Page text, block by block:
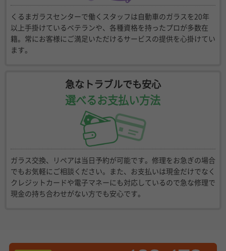
くるまガラスセンターで働くスタッフは自動車のガラスを20年
以上手掛けているベテランや、各種資格を持ったプロが多数在
籍。常にお客様にご満足いただけるサービスの提供を心掛けてい
ます。
急なトラブルでも安心
選べるお支払い方法
ガラス交換、リペアは当日予約が可能です。修理をお急ぎの場合
でもお気軽にご相談ください。また、お支払いは現金だけでなく
クレジットカードや電子マネーにも対応しているので急な修理で
現金の持ち合わせがない方でも安心です。